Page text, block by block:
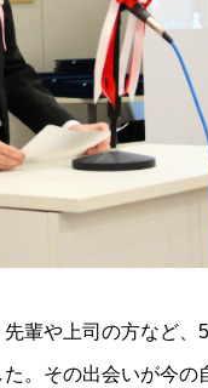
輩や上司の方など、
。その出会いが今の